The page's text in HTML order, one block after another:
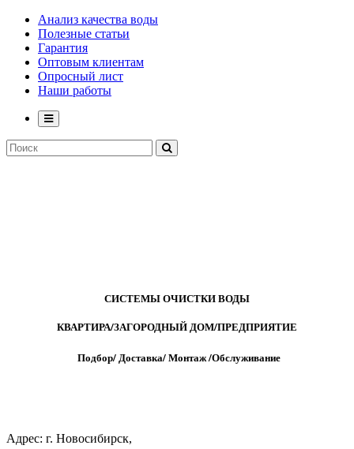
Анализ качества воды
Полезные статьи
Гарантия
Оптовым клиентам
Опросный лист
Наши работы
СИСТЕМЫ ОЧИСТКИ ВОДЫ
КВАРТИРА/ЗАГОРОДНЫЙ ДОМ/ПРЕДПРИЯТИЕ
Подбор/Доставка/Монтаж/Обслуживание
Адрес: г. Новосибирск,